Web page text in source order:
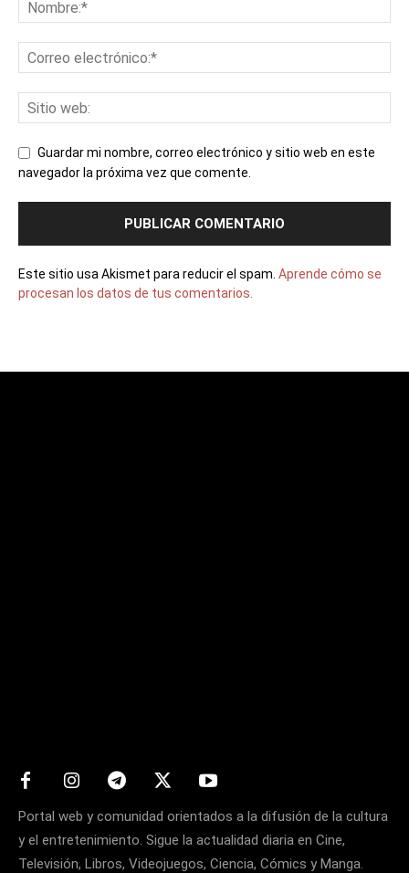
Guardar mi nombre, correo electrónico y sitio web en este
navegador la próxima vez que comente.
Este sitio usa Akismet para reducir el spam. Aprende cómo se
procesan los datos de tus comentarios.
Portal web y comunidad orientados a la difusión de la cultura
y el entretenimiento. Sigue la actualidad diaria en Cine,
Televisión, Libros, Videojuegos, Ciencia, Cómics y Manga.